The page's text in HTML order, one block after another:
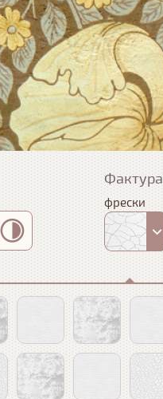
Фактура
фрески